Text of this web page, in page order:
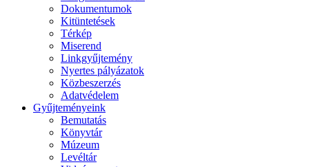
Dokumentumok
Kitüntetések
Térkép
Miserend
Linkgyűjtemény
Nyertes pályázatok
Közbeszerzés
Adatvédelem
Gyűjteményeink
Bemutatás
Könyvtár
Múzeum
Levéltár